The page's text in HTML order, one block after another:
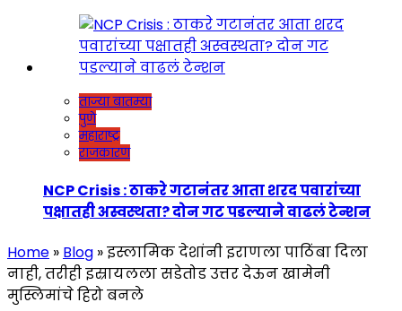
ताज्या बातम्या
पुणे
महाराष्ट्र
राजकारण
NCP Crisis : ठाकरे गटानंतर आता शरद पवारांच्या
पक्षातही अस्वस्थता? दोन गट पडल्याने वाढलं टेन्शन
Home » Blog »इस्लामिक देशांनी इराणला पाठिंबा दिला
नाही, तरीही इस्रायलला सडेतोड उत्तर देऊन खामेनी
मुस्लिमांचे हिरो बनले